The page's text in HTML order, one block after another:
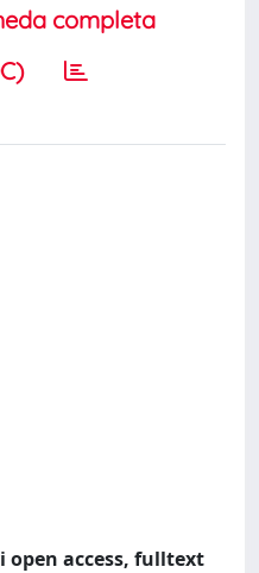
completa
open access, fulltext